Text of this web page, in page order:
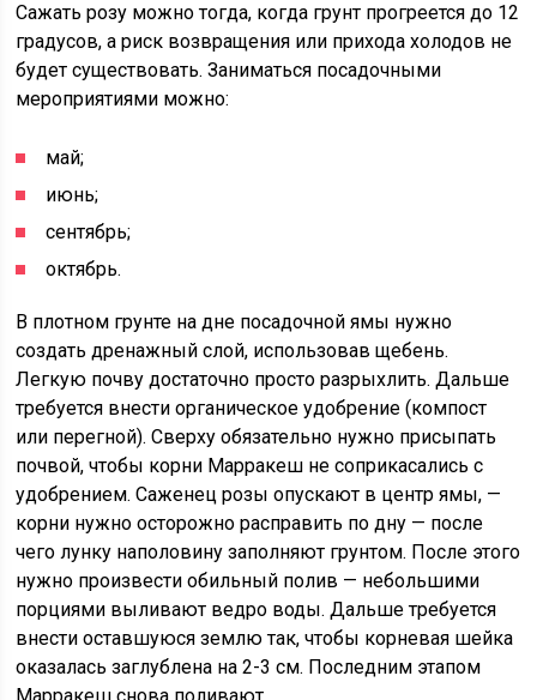
Сажать розу можно тогда, когда грунт прогреется до 12
градусов, а риск возвращения или прихода холодов не
будет существовать. Заниматься посадочными
мероприятиями можно:
май;
июнь;
сентябрь;
октябрь.
В плотном грунте на дне посадочной ямы нужно
создать дренажный слой, использовав щебень.
Легкую почву достаточно просто разрыхлить. Дальше
требуется внести органическое удобрение (компост
или перегной). Сверху обязательно нужно присыпать
почвой, чтобы корни Марракеш не соприкасались с
удобрением. Саженец розы опускают в центр ямы, —
корни нужно осторожно расправить по дну — после
чего лунку наполовину заполняют грунтом. После этого
нужно произвести обильный полив — небольшими
порциями выливают ведро воды. Дальше требуется
внести оставшуюся землю так, чтобы корневая шейка
оказалась заглублена на 2-3 см. Последним этапом